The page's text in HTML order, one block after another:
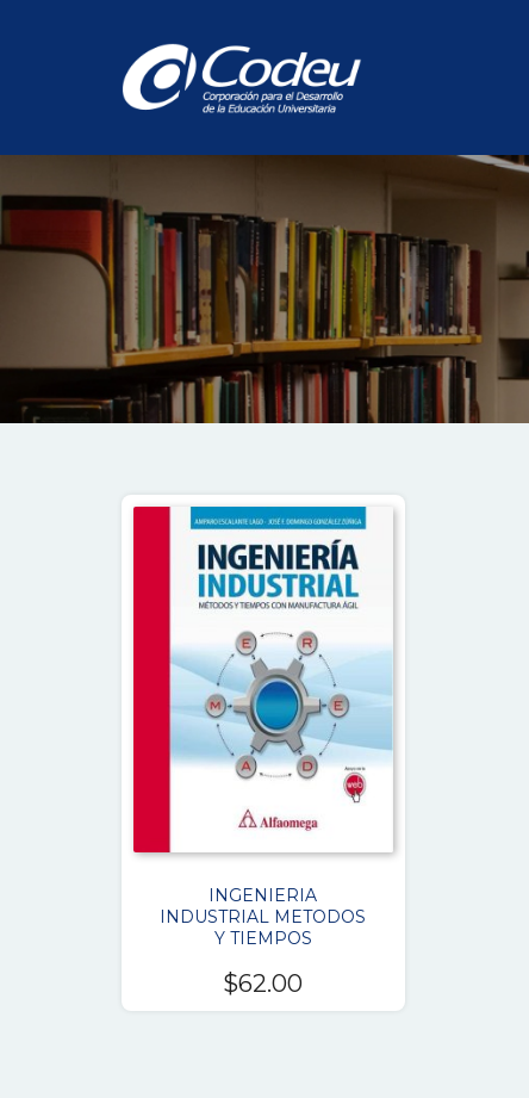
INGENIERIA
INDUSTRIAL METODOS
Y TIEMPOS
$62.00